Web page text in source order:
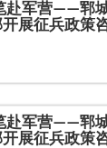
赴军营——郓
展征兵政策
赴军营——郓
展征兵政策